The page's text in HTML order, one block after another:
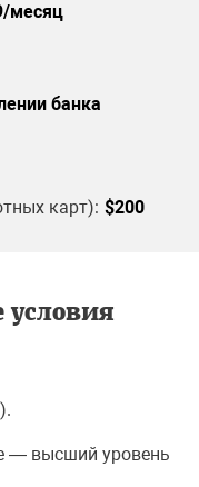
месяц
банка
карт): $200
— высший уровень